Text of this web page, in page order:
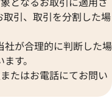
引、取引を分割した場
社が合理的に判断した場
す。
たはお電話にてお問い